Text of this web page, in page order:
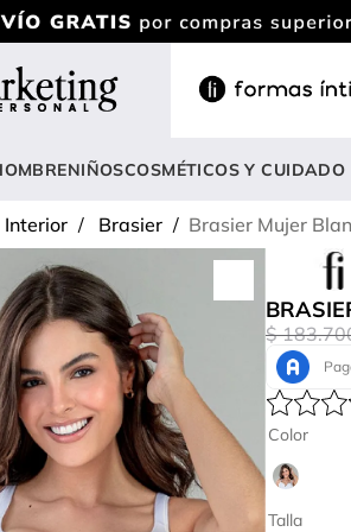
NIÑOSCOSMÉTICOS Y CUIDADO
Interior Brasier Brasier Mujer
$ 183.
Talla
Color
blusas